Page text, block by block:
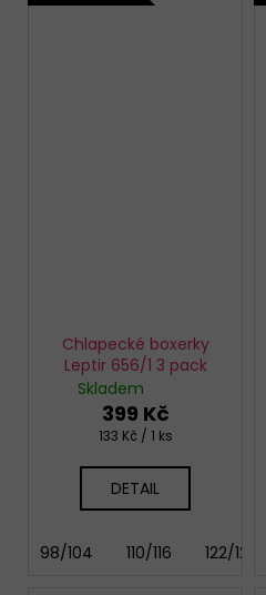
Chlapecké boxerky
Leptir 656/1 3 pack
Skladem
399 Kč
Měrná
133 Kč / 1 ks
DETAIL
98/104 110/116 122/128